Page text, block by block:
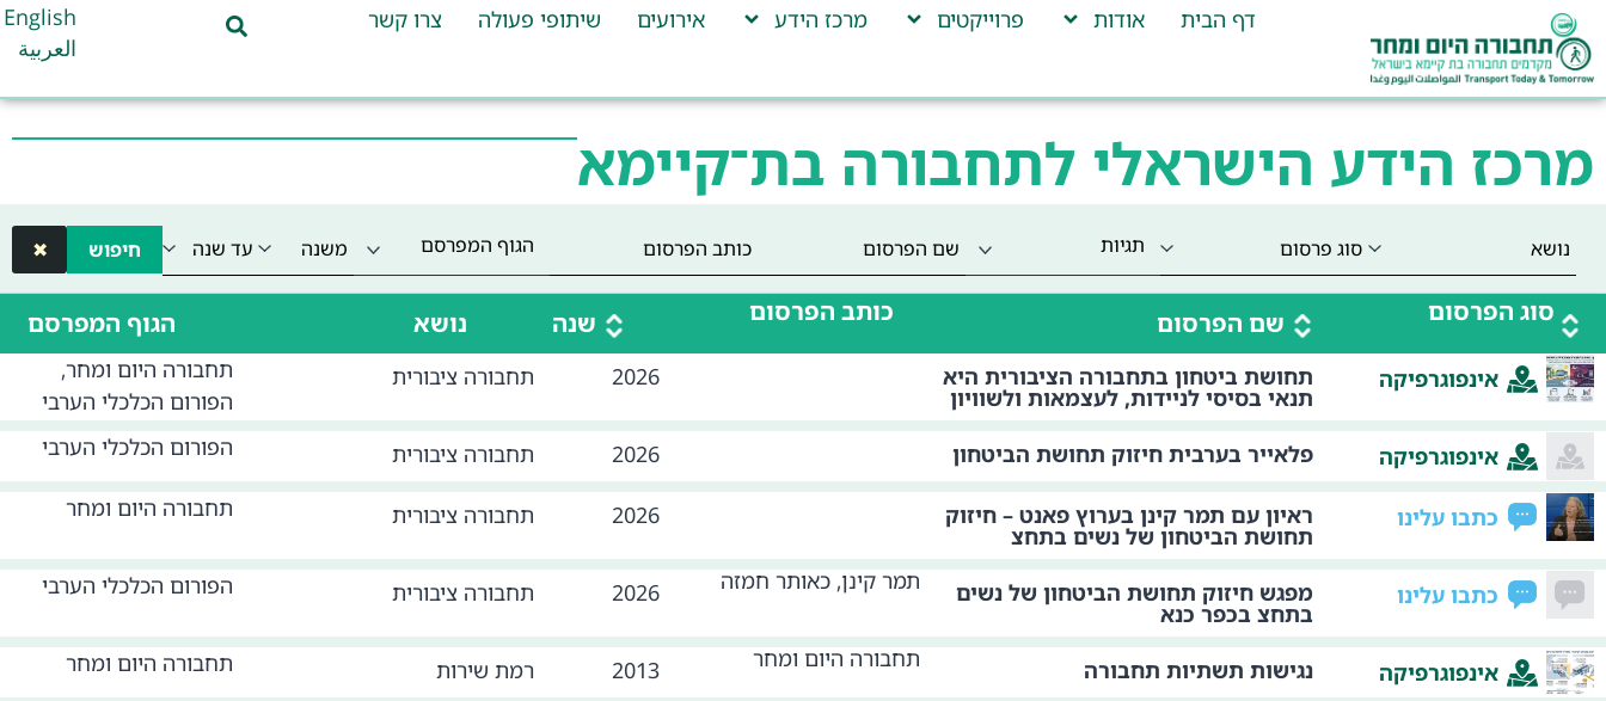
דף הבית אודות פרוייקטים מרכז הידע אירועים שיתופי פעולה צרו קשר
English
العربية
מרכז הידע הישראלי לתחבורה בת־קיימא
תגיות הגוף המפרסם חיפוש ✖
סוג הפרסום שם הפרסום כותב הפרסום שנה נושא הגוף המפרסם
אינפוגרפיקה תחושת ביטחון בתחבורה הציבורית היא
תנאי בסיסי לניידות, לעצמאות ולשוויון
2026 תחבורה ציבורית
תחבורה היום ומחר,
הפורום הכלכלי הערבי
אינפוגרפיקה
פלאייר בערבית חיזוק תחושת הביטחון 2026 תחבורה ציבורית הפורום הכלכלי הערבי
כתבו עלינו ראיון עם תמר קינן בערוץ פאנט – חיזוק
תחושת הביטחון של נשים בתחצ
2026 תחבורה ציבורית תחבורה היום ומחר
כתבו עלינו מפגש חיזוק תחושת הביטחון של נשים
בתחצ בכפר כנא
תמר קינן, כאותר חמזה 2026 תחבורה ציבורית הפורום הכלכלי הערבי
אינפוגרפיקה נגישות תשתיות תחבורה תחבורה היום ומחר 2013 רמת שירות תחבורה היום ומחר